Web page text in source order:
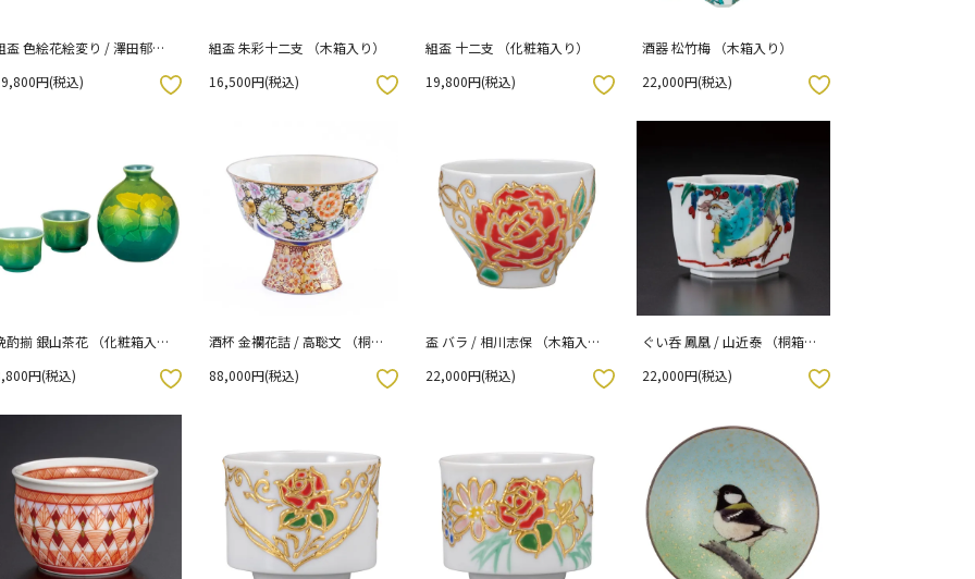
盃 色絵花絵変り / 澤田郁美
円(税込)
組盃 朱彩十二支 （木箱入り）
16,500円(税込)
お気に入りボタン
組盃 十二支 （化粧箱入り）
19,800円(税込)
お気に入りボタン
酒器 松竹梅 （木箱入り）
22,000円(税込)
お気に入りボタン
酌揃 銀山茶花 （化粧箱入
円(税込)
酒杯 金襴花詰 / 高聡文 （桐箱
88,000円(税込)
お気に入りボタン
盃 バラ / 相川志保 （木箱入
22,000円(税込)
お気に入りボタン
ぐい呑 鳳凰 / 山近泰 （桐箱紐
22,000円(税込)
お気に入りボタン